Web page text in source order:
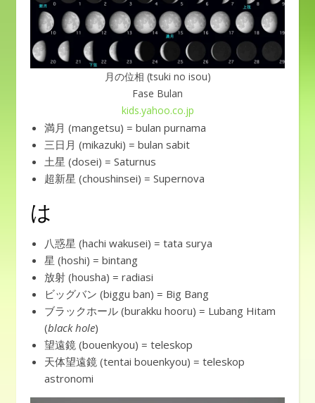
月の位相 (tsuki no isou)
Fase Bulan
kids.yahoo.co.jp
満月 (mangetsu) = bulan purnama
三日月 (mikazuki) = bulan sabit
土星 (dosei) = Saturnus
超新星 (choushinsei) = Supernova
は
八惑星 (hachi wakusei) = tata surya
星 (hoshi) = bintang
放射 (housha) = radiasi
ビッグバン (biggu ban) = Big Bang
ブラックホール (burakku hooru) = Lubang Hitam
(black hole)
望遠鏡 (bouenkyou) = teleskop
天体望遠鏡 (tentai bouenkyou) = teleskop
astronomi